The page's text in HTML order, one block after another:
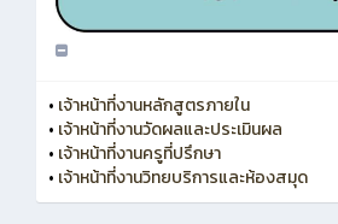
• เจ้าหน้าที่งานหลักสูตรภายใน
• เจ้าหน้าที่งานวัดผลและประเมินผล
• เจ้าหน้าที่งานครูที่ปรึกษา
• เจ้าหน้าที่งานวิทยบริการและห้องสมุด